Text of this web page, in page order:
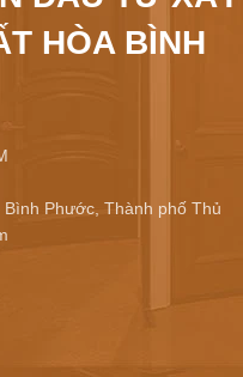
HÒA BÌNH
Phước, Thành phố Thủ